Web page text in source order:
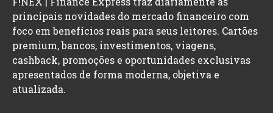
principais novidades do mercado financeiro com
foco em benefícios reais para seus leitores. Cartões
premium, bancos, investimentos, viagens,
cashback, promoções e oportunidades exclusivas
apresentados de forma moderna, objetiva e
atualizada.